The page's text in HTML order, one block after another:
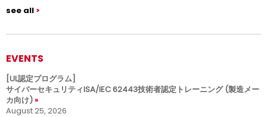
see all
EVENTS
[UL認定プログラム]
サイバーセキュリティISA/IEC 62443技術者認定トレーニング (製造メー
カ向け)
August 25, 2026